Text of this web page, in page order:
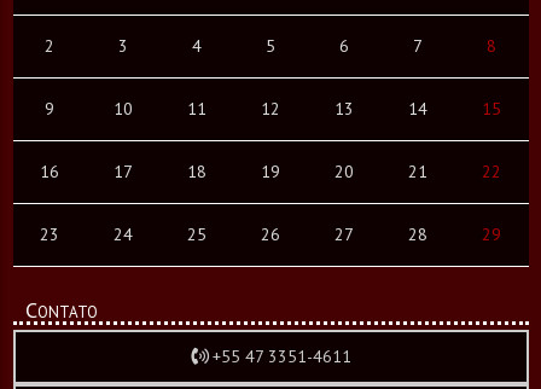
2 3 4 5 6 7 8
9 10 11 12 13 14 15
16 17 18 19 20 21 22
23 24 25 26 27 28 29
Contato
+55 47 3351-4611